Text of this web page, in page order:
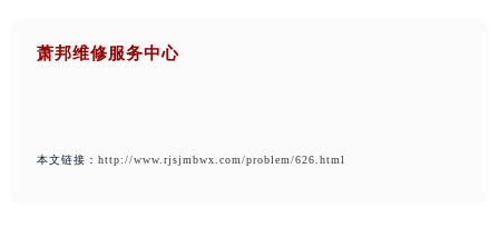
萧邦维修服务中心
本文链接： http://www.rjsjmbwx.com/problem/626.html